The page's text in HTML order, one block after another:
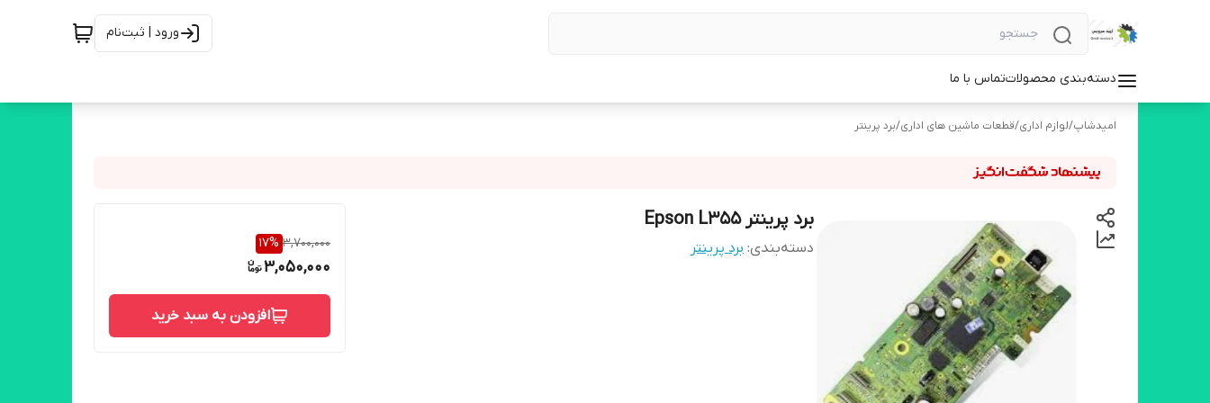
ورود | ثبت‌نام
دسته‌بندی محصولاتتماس با ما
امیدشاپ/لوازم اداری/قطعات ماشین های اداری/برد پرینتر
برد پرینتر Epson L355
دسته‌بندی: برد پرینتر 3,700,000
17%
3,050,000
افزودن به سبد خرید